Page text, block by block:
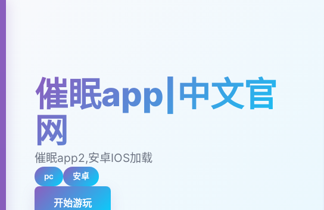
催眠app|中文官
网
催眠app2,安卓IOS加载
pc 安卓
开始游玩